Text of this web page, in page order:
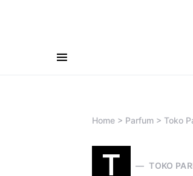
Search for:
Home > Parfum > Toko
T TOKO